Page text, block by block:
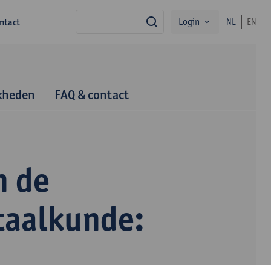
zoekLogin NL EN
FAQ & contact
de